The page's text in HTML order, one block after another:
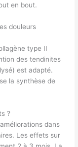
en bout.
douleurs
type II
des tendinites
est adapté.
la synthèse de
?
dans
Les effets sur